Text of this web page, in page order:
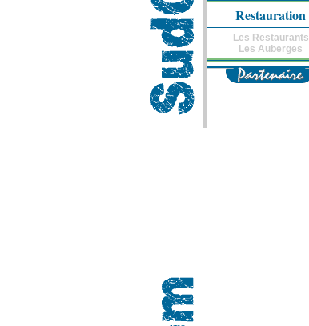
Restauration
Les Restaurants
Les Auberges